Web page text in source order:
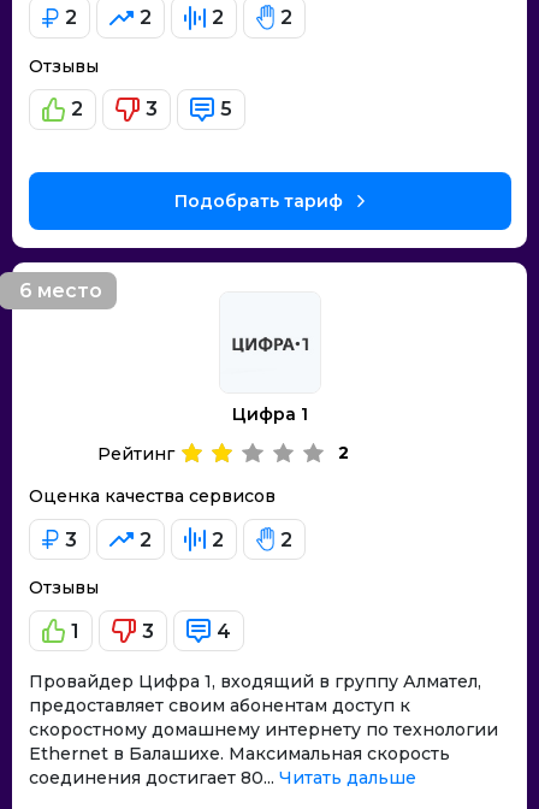
2 2 2 2
Отзывы
2 3 5
Подобрать тариф
6 место
Цифра 1
Оценка качества сервисов
3 2 2 2
Отзывы
1 3 4
Рейтинг 2
Провайдер Цифра 1, входящий в группу Алмател,
предоставляет своим абонентам доступ к
скоростному домашнему интернету по технологии
Ethernet в Балашихе. Максимальная скорость
соединения достигает 80... Читать дальше